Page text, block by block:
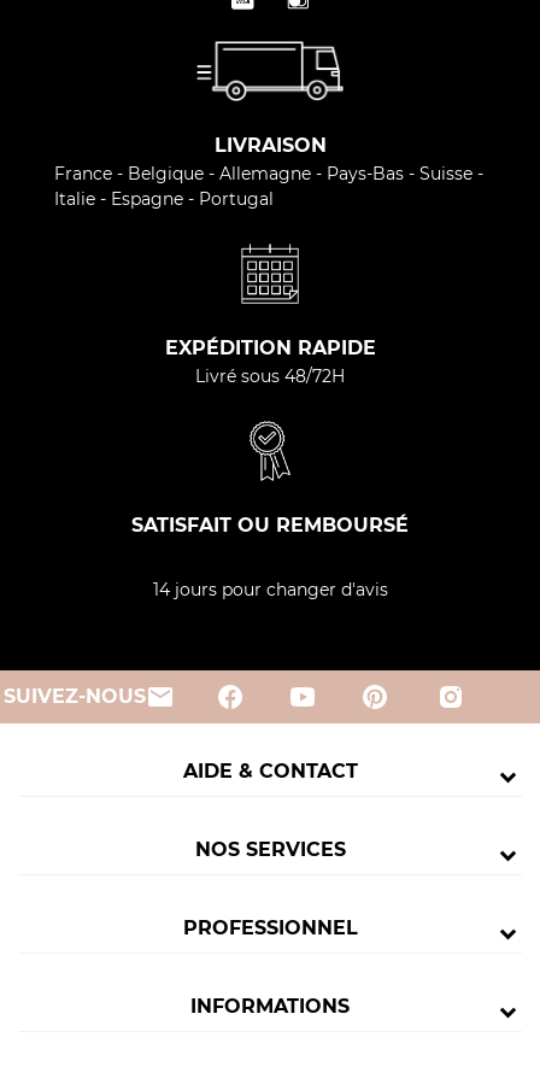
LIVRAISON
France - Belgique - Allemagne - Pays-Bas - Suisse -
Italie - Espagne - Portugal
EXPÉDITION RAPIDE
Livré sous 48/72H
SATISFAIT OU REMBOURSÉ
14 jours pour changer d'avis
SUIVEZ-NOUSemail
AIDE & CONTACT
NOS SERVICES
PROFESSIONNEL
INFORMATIONS